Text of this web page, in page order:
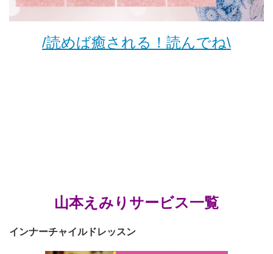
/読めば癒される！読んでね\
山本えみりサービス一覧
インナーチャイルドレッスン